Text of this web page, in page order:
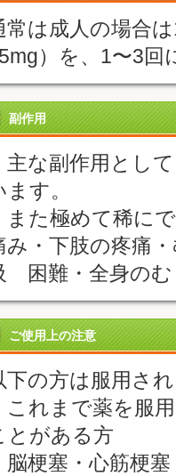
常は成人の場合
）を、1〜3回
副作用
主な副作用とし
ます。
また極めて稀に
み・下肢の疼痛
困難・全身のむ
ご使用上の注意
下の方は服用さ
これまで薬を服
とがある方
脳梗塞・心筋梗